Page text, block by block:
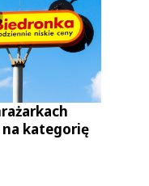
kategorię